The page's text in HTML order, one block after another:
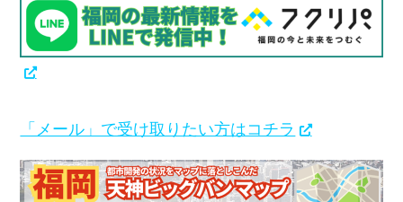
「メール」で受け取りたい方はコチラ